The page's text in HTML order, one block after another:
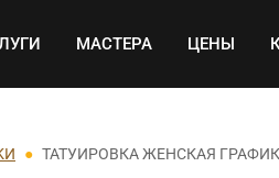
МАСТЕРА ЦЕНЫ
ТАТУИРОВКА ЖЕНСКАЯ